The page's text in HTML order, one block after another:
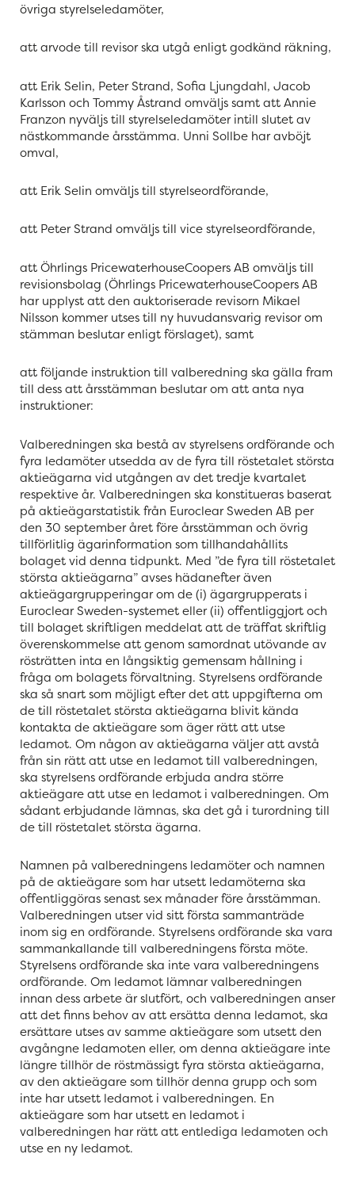
övriga styrelseledamöter,
att arvode till revisor ska utgå enligt godkänd räkning,
att Erik Selin, Peter Strand, Sofia Ljungdahl, Jacob
Karlsson och Tommy Åstrand omväljs samt att Annie
Franzon nyväljs till styrelseledamöter intill slutet av
nästkommande årsstämma. Unni Sollbe har avböjt
omval,
att Erik Selin omväljs till styrelseordförande,
att Peter Strand omväljs till vice styrelseordförande,
att Öhrlings PricewaterhouseCoopers AB omväljs till
revisionsbolag (Öhrlings PricewaterhouseCoopers AB
har upplyst att den auktoriserade revisorn Mikael
Nilsson kommer utses till ny huvudansvarig revisor om
stämman beslutar enligt förslaget), samt
att följande instruktion till valberedning ska gälla fram
till dess att årsstämman beslutar om att anta nya
instruktioner:
Valberedningen ska bestå av styrelsens ordförande och
fyra ledamöter utsedda av de fyra till röstetalet största
aktieägarna vid utgången av det tredje kvartalet
respektive år. Valberedningen ska konstitueras baserat
på aktieägarstatistik från Euroclear Sweden AB per
den 30 september året före årsstämman och övrig
tillförlitlig ägarinformation som tillhandahållits
bolaget vid denna tidpunkt. Med ”de fyra till röstetalet
största aktieägarna” avses hädanefter även
aktieägargrupperingar om de (i) ägargrupperats i
Euroclear Sweden-systemet eller (ii) offentliggjort och
till bolaget skriftligen meddelat att de träffat skriftlig
överenskommelse att genom samordnat utövande av
rösträtten inta en långsiktig gemensam hållning i
fråga om bolagets förvaltning. Styrelsens ordförande
ska så snart som möjligt efter det att uppgifterna om
de till röstetalet största aktieägarna blivit kända
kontakta de aktieägare som äger rätt att utse
ledamot. Om någon av aktieägarna väljer att avstå
från sin rätt att utse en ledamot till valberedningen,
ska styrelsens ordförande erbjuda andra större
aktieägare att utse en ledamot i valberedningen. Om
sådant erbjudande lämnas, ska det gå i turordning till
de till röstetalet största ägarna.
Namnen på valberedningens ledamöter och namnen
på de aktieägare som har utsett ledamöterna ska
offentliggöras senast sex månader före årsstämman.
Valberedningen utser vid sitt första sammanträde
inom sig en ordförande. Styrelsens ordförande ska vara
sammankallande till valberedningens första möte.
Styrelsens ordförande ska inte vara valberedningens
ordförande. Om ledamot lämnar valberedningen
innan dess arbete är slutfört, och valberedningen anser
att det finns behov av att ersätta denna ledamot, ska
ersättare utses av samme aktieägare som utsett den
avgångne ledamoten eller, om denna aktieägare inte
längre tillhör de röstmässigt fyra största aktieägarna,
av den aktieägare som tillhör denna grupp och som
inte har utsett ledamot i valberedningen. En
aktieägare som har utsett en ledamot i
valberedningen har rätt att entlediga ledamoten och
utse en ny ledamot.